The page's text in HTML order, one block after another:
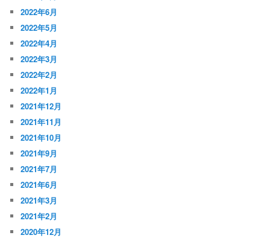
2022年6月
2022年5月
2022年4月
2022年3月
2022年2月
2022年1月
2021年12月
2021年11月
2021年10月
2021年9月
2021年7月
2021年6月
2021年3月
2021年2月
2020年12月